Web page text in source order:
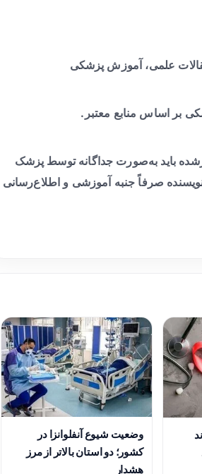
علمی، آموزش پزشکی
بر اساس منابع معتبر.
باید به‌صورت جداگانه توسط پزشک
صرفاً جنبه آموزشی و اطلاع‌رسانی
وضعیت شیوع آنفلوانزا در
کشور؛ دو استان بالاتر از مرز
هشدار